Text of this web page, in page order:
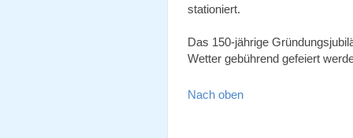
stationiert.
Das 150-jährige
Wetter gebührend gefeiert
Nach oben